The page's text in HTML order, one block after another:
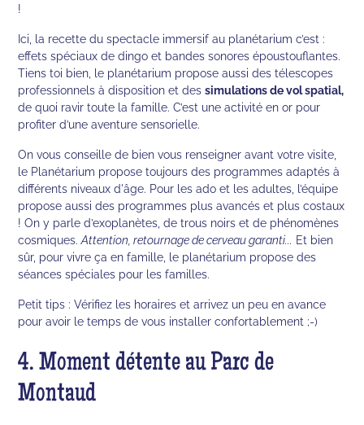
!
Ici, la recette du spectacle immersif au planétarium c’est :
effets spéciaux de dingo et bandes sonores époustouflantes.
Tiens toi bien, le planétarium propose aussi des télescopes
professionnels à disposition et dessimulations de vol spatial,
de quoi ravir toute la famille. C’est une activité en or pour
profiter d’une aventure sensorielle.
On vous conseille de bien vous renseigner avant votre visite,
le Planétarium propose toujours des programmes adaptés à
différents niveaux d'âge. Pour les ado et les adultes, l’équipe
propose aussi des programmes plus avancés et plus costaux
! On y parle d’exoplanètes, de trous noirs et de phénomènes
cosmiques.Attention, retournage de cerveau garanti... Et bien
sûr, pour vivre ça en famille, le planétarium propose des
séances spéciales pour les familles.
Petit tips : Vérifiez les horaires et arrivez un peu en avance
pour avoir le temps de vous installer confortablement ;-)
4. Moment détente au Parc de
Montaud